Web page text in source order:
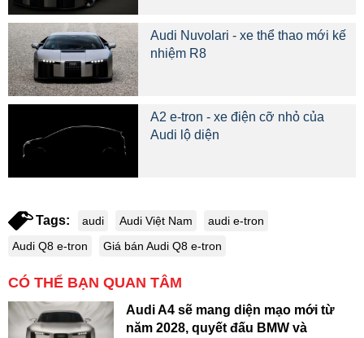
Audi Nuvolari - xe thể thao mới kế
nhiệm R8
A2 e-tron - xe điện cỡ nhỏ của
Audi lộ diện
Tags: audi Audi Việt Nam
audi e-tron
Audi Q8 e-tron
Giá bán Audi Q8 e-tron
CÓ THỂ BẠN QUAN TÂM
Audi A4 sẽ mang diện mạo mới từ
năm 2028, quyết đấu BMW và